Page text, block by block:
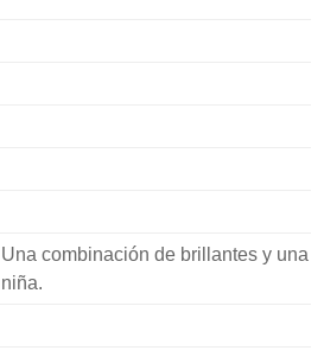
Una combinación de brillantes y una
niña.